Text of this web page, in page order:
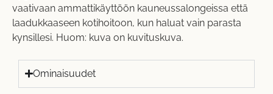
vaativaan ammattikäyttöön kauneussalongeissa että
laadukkaaseen kotihoitoon, kun haluat vain parasta
kynsillesi. Huom: kuva on kuvituskuva.
Ominaisuudet